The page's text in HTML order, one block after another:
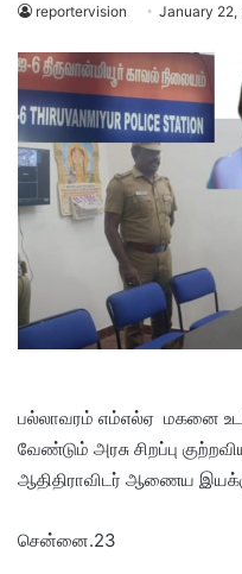
reportervision January 22,
பல்லாவரம் எம்எல்ஏ மகனை
வேண்டும் அரசு சிறப்பு
ஆதிதிராவிடர் ஆணைய
சென்னை.23